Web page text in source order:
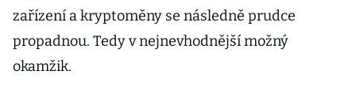
zařízení a kryptoměny se následně prudce
propadnou. Tedy v nejnevhodnější možný
okamžik.